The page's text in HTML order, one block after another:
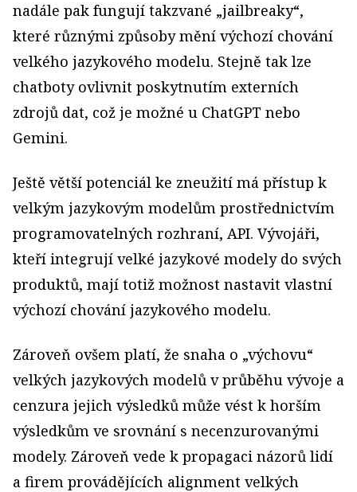
nadále pak fungují takzvané „jailbreaky“,
které různými způsoby mění výchozí chování
velkého jazykového modelu. Stejně tak lze
chatboty ovlivnit poskytnutím externích
zdrojů dat, což je možné u ChatGPT nebo
Gemini.
Ještě větší potenciál ke zneužití má přístup k
velkým jazykovým modelům prostřednictvím
programovatelných rozhraní, API. Vývojáři,
kteří integrují velké jazykové modely do svých
produktů, mají totiž možnost nastavit vlastní
výchozí chování jazykového modelu.
Zároveň ovšem platí, že snaha o „výchovu“
velkých jazykových modelů v průběhu vývoje a
cenzura jejich výsledků může vést k horším
výsledkům ve srovnání s necenzurovanými
modely. Zároveň vede k propagaci názorů lidí
a firem provádějících alignment velkých